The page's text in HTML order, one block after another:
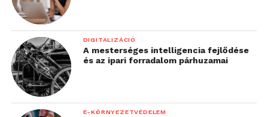
DIGITALIZÁCIÓ
A mesterséges intelligencia fejlődése
és az ipari forradalom párhuzamai
E-KÖRNYEZETVÉDELEM